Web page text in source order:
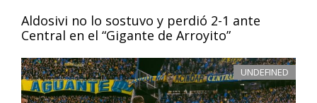
Aldosivi no lo sostuvo y perdió 2-1 ante
Central en el “Gigante de Arroyito”
UNDEFINED